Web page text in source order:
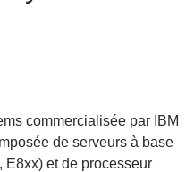
commercialisée par IBM
de serveurs à base
E8xx) et de processeur